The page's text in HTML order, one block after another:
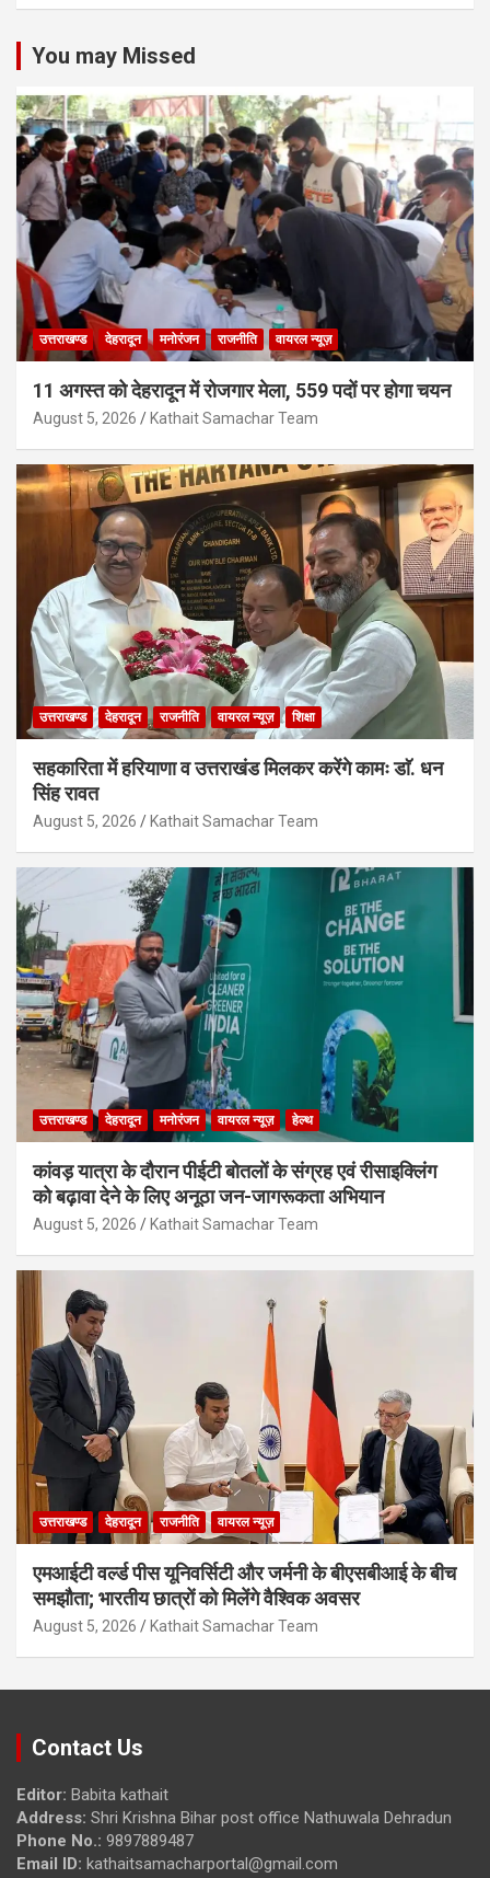
You may Missed
उत्तराखण्ड देहरादून मनोरंजन राजनीति वायरल न्यूज़
11 अगस्त को देहरादून में रोजगार मेला, 559 पदों पर होगा चयन
August 5, 2026 Kathait Samachar Team
उत्तराखण्ड देहरादून राजनीति वायरल न्यूज़ शिक्षा
सहकारिता में हरियाणा व उत्तराखंड मिलकर करेंगे कामः डाॅ. धन
सिंह रावत
August 5, 2026 Kathait Samachar Team
उत्तराखण्ड देहरादून मनोरंजन वायरल न्यूज़ हेल्थ
कांवड़ यात्रा के दौरान पीईटी बोतलों के संग्रह एवं रीसाइक्लिंग
को बढ़ावा देने के लिए अनूठा जन-जागरूकता अभियान
August 5, 2026 Kathait Samachar Team
उत्तराखण्ड देहरादून राजनीति वायरल न्यूज़
एमआईटी वर्ल्ड पीस यूनिवर्सिटी और जर्मनी के बीएसबीआई के बीच
समझौता; भारतीय छात्रों को मिलेंगे वैश्विक अवसर
August 5, 2026 Kathait Samachar Team
Contact Us
Editor: Babita kathait
Address: Shri Krishna Bihar post office Nathuwala Dehradun
Phone No.: 9897889487
Email ID: kathaitsamacharportal@gmail.com